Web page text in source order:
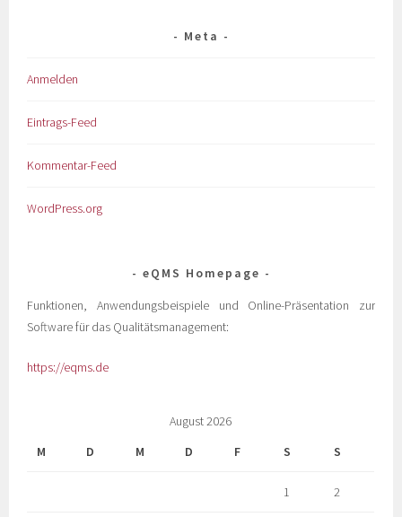
Meta
Anmelden
Eintrags-Feed
Kommentar-Feed
WordPress.org
eQMS Homepage
Funktionen, Anwendungsbeispiele und Online-Präsentation zur
Software für das Qualitätsmanagement:
https://eqms.de
August 2026
M
D M D F S S
1 2